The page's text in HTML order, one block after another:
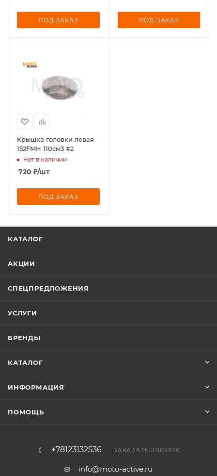
ПОД ЗАКАЗ ПОД ЗАКАЗ
Крышка головки левая
152FMH 110см3 #2
Нет в наличии
720 ₽/шт
ПОД ЗАКАЗ
КАТАЛОГ
АКЦИИ
СПЕЦПРЕДЛОЖЕНИЯ
УСЛУГИ
БРЕНДЫ
КАТАЛОГ
ИНФОРМАЦИЯ
ПОМОЩЬ
+78123132536 ЗАКАЗАТЬ ЗВОНОК
info@moto-active.ru